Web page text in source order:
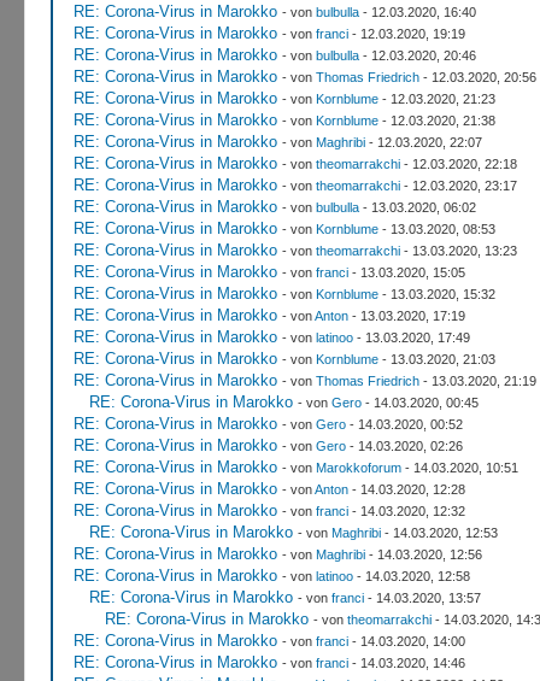
RE: Corona-Virus in Marokko - von bulbulla- 12.03.2020, 16:40
RE: Corona-Virus in Marokko - von franci- 12.03.2020, 19:19
RE: Corona-Virus in Marokko - von bulbulla- 12.03.2020, 20:46
RE: Corona-Virus in Marokko - von Thomas Friedrich- 12.03.2020, 20:56
RE: Corona-Virus in Marokko - von Kornblume- 12.03.2020, 21:23
RE: Corona-Virus in Marokko - von Kornblume- 12.03.2020, 21:38
RE: Corona-Virus in Marokko - von Maghribi- 12.03.2020, 22:07
RE: Corona-Virus in Marokko - von theomarrakchi- 12.03.2020, 22:18
RE: Corona-Virus in Marokko - von theomarrakchi- 12.03.2020, 23:17
RE: Corona-Virus in Marokko - von bulbulla- 13.03.2020, 06:02
RE: Corona-Virus in Marokko - von Kornblume- 13.03.2020, 08:53
RE: Corona-Virus in Marokko - von theomarrakchi- 13.03.2020, 13:23
RE: Corona-Virus in Marokko - von franci- 13.03.2020, 15:05
RE: Corona-Virus in Marokko - von Kornblume- 13.03.2020, 15:32
RE: Corona-Virus in Marokko - vonAnton- 13.03.2020, 17:19
RE: Corona-Virus in Marokko - von latinoo- 13.03.2020, 17:49
RE: Corona-Virus in Marokko - von Kornblume- 13.03.2020, 21:03
RE: Corona-Virus in Marokko - von Thomas Friedrich- 13.03.2020, 21:19
RE: Corona-Virus in Marokko - von Gero- 14.03.2020, 00:45
RE: Corona-Virus in Marokko - von Gero- 14.03.2020, 00:52
RE: Corona-Virus in Marokko - von Gero- 14.03.2020, 02:26
RE: Corona-Virus in Marokko - von Marokkoforum- 14.03.2020, 10:51
RE: Corona-Virus in Marokko - vonAnton- 14.03.2020, 12:28
RE: Corona-Virus in Marokko - von franci- 14.03.2020, 12:32
RE: Corona-Virus in Marokko - von Maghribi- 14.03.2020, 12:53
RE: Corona-Virus in Marokko - von Maghribi- 14.03.2020, 12:56
RE: Corona-Virus in Marokko - von latinoo- 14.03.2020, 12:58
RE: Corona-Virus in Marokko - von franci- 14.03.2020, 13:57
RE: Corona-Virus in Marokko - von theomarrakchi- 14.03.2020,
RE: Corona-Virus in Marokko - von franci- 14.03.2020, 14:00
RE: Corona-Virus in Marokko - von franci- 14.03.2020, 14:46